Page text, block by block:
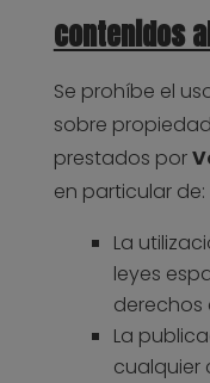
contenidos
Se prohíbe el
sobre
prestados por
en particular de:
La
leyes
derechos
La
cualquier